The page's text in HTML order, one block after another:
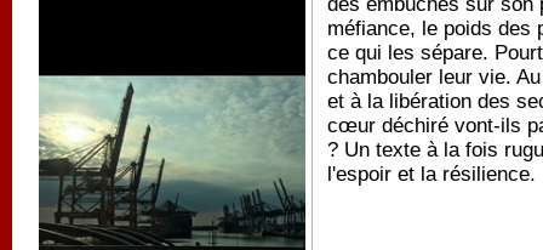
méfiance, le poids des
ce qui les sépare.
chambouler leur vie.
et à la libération des
cœur déchiré vont-ils
? Un texte à la fois
l'espoir et la résilience.